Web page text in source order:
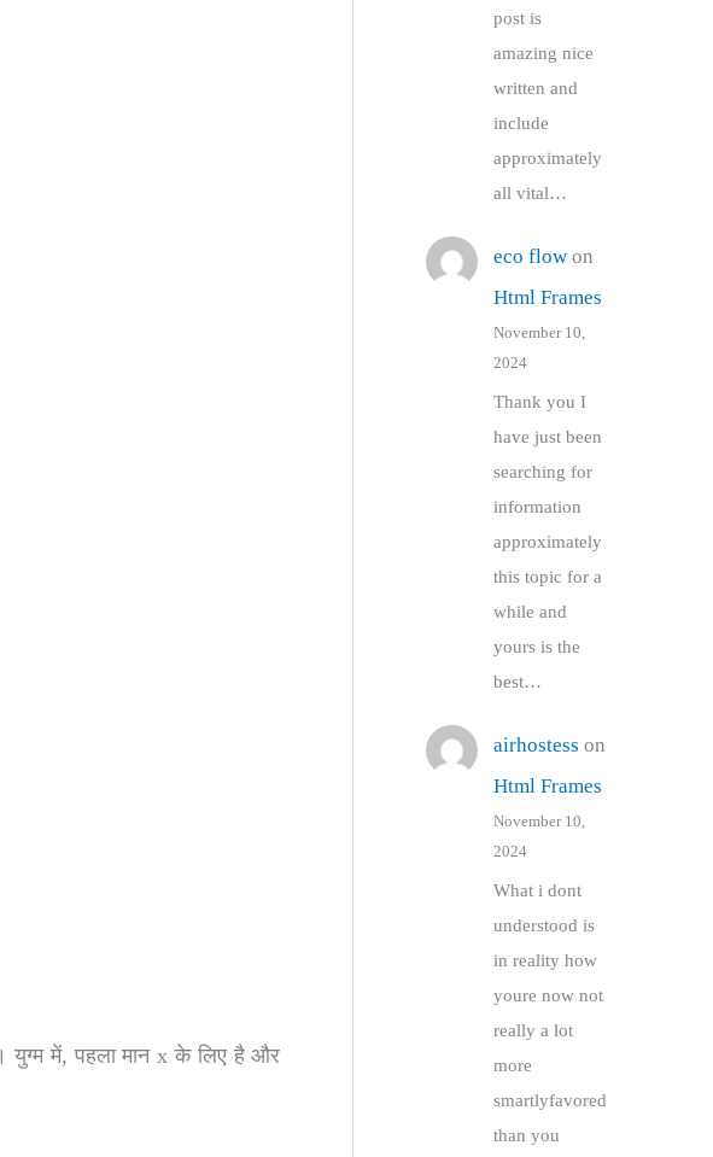
में, पहला मान x के लिए है और
post is
amazing nice
written and
include
approximately
all vital…
eco flowon
Html Frames
November 10,
2024
Thank you I
have just been
searching for
information
approximately
this topic for a
while and
yours is the
best…
airhostess on
Html Frames
November 10,
2024
What i dont
understood is
in reality how
youre now not
really a lot
more
smartlyfavored
than you